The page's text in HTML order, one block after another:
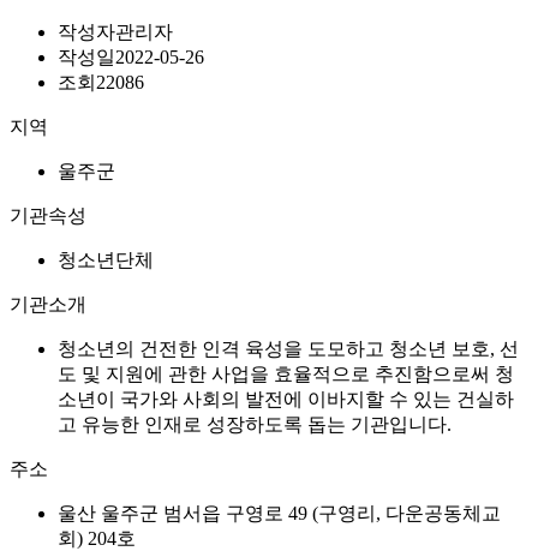
작성자관리자
작성일2022-05-26
조회 22086
지역
울주군
기관속성
청소년단체
기관소개
청소년의 건전한 인격 육성을 도모하고 청소년 보호, 선
도 및 지원에 관한 사업을 효율적으로 추진함으로써 청
소년이 국가와 사회의 발전에 이바지할 수 있는 건실하
고 유능한 인재로 성장하도록 돕는 기관입니다.
주소
울산 울주군 범서읍 구영로 49 (구영리, 다운공동체교
회) 204호